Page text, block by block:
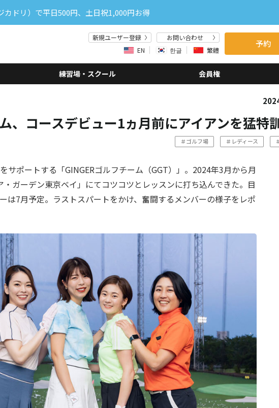
カドリ）で平日500円、土日祝1,000円お得
お問い合わせ
新規ユーザー登録
EN
한글 繁體
予約
練習場・スクール 会員権
、コースデビュー1ヵ月前にアイアンを猛特
＃ゴルフ場 ＃レディース
サポートする「GINGERゴルフチーム（GGT）」。2024年3月から月
・ガーデン東京ベイ」にてコツコツとレッスンに打ち込んできた。目
は7月予定。ラストスパートをかけ、奮闘するメンバーの様子をレポ